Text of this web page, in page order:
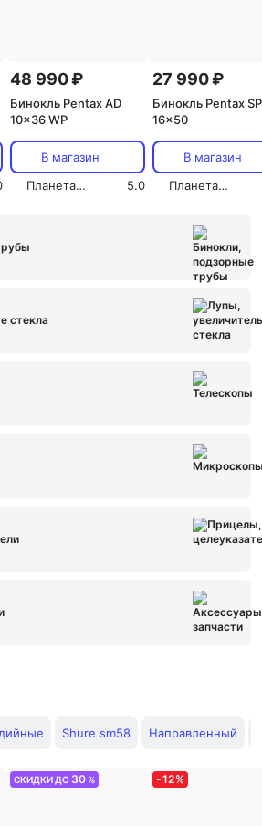
48 990 ₽
Бинокль Pentax AD
10x36 WP
В магазин
Планетарий Магазин
5.0
27 990 ₽
Бинокль Pentax SP
16x50
В магазин
Планетарий Магазин
стекла
Shure sm58 Направленный
СКИДКИ ДО 30 % -12%